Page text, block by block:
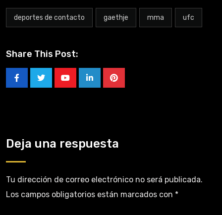
deportes de contacto gaethje mma ufc
Share This Post:
Deja una respuesta
Tu dirección de correo electrónico no será publicada.
Los campos obligatorios están marcados con *